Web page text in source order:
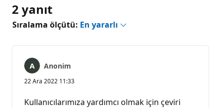
2 yanıt
Sıralama ölçütü: En yararlı
Anonim
22 Ara 2022 11:33
Kullanıcılarımıza yardımcı olmak için çeviri